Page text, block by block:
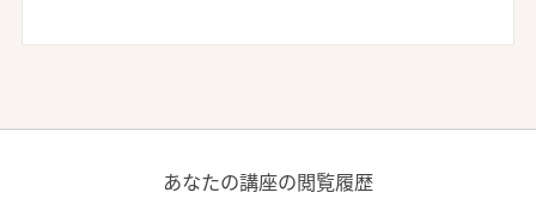
あなたの講座の閲覧履歴